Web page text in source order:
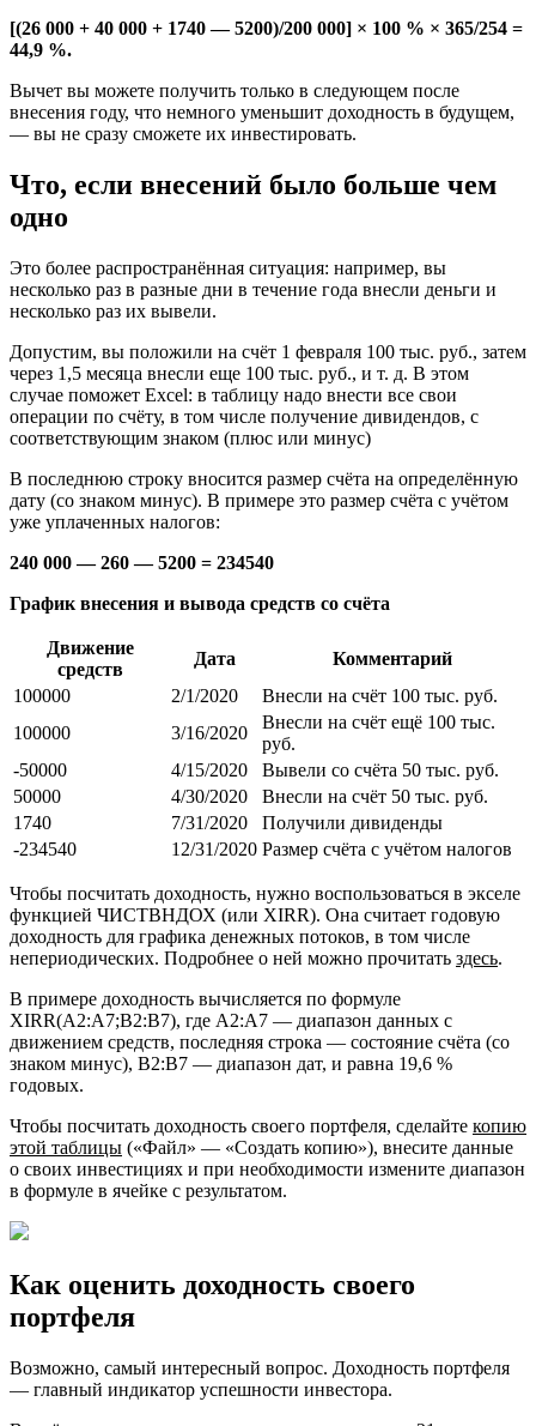
[(26 000 + 40 000 + 1740 — 5200)/200 000] × 100 % × 365/254 =
44,9 %.
Вычет вы можете получить только в следующем после
внесения году, что немного уменьшит доходность в будущем,
— вы не сразу сможете их инвестировать.
Что, если внесений было больше чем
одно
Это более распространённая ситуация: например, вы
несколько раз в разные дни в течение года внесли деньги и
несколько раз их вывели.
Допустим, вы положили на счёт 1 февраля 100 тыс. руб., затем
через 1,5 месяца внесли еще 100 тыс. руб., и т. д. В этом
случае поможет Excel: в таблицу надо внести все свои
операции по счёту, в том числе получение дивидендов, с
соответствующим знаком (плюс или минус)
В последнюю строку вносится размер счёта на определённую
дату (со знаком минус). В примере это размер счёта с учётом
уже уплаченных налогов:
240 000 — 260 — 5200 = 234540
График внесения и вывода средств со счёта
Движение
средств
Дата
Комментарий
100000
2/1/2020
Внесли на счёт 100 тыс. руб.
100000
3/16/2020
Внесли на счёт ещё 100 тыс.
руб.
-50000
4/15/2020
Вывели со счёта 50 тыс. руб.
50000
4/30/2020
Внесли на счёт 50 тыс. руб.
1740
7/31/2020
Получили дивиденды
-234540
12/31/2020 Размер счёта с учётом налогов
Чтобы посчитать доходность, нужно воспользоваться в экселе
функцией ЧИСТВНДОХ (или XIRR). Она считает годовую
доходность для графика денежных потоков, в том числе
непериодических. Подробнее о ней можно прочитать здесь.
В примере доходность вычисляется по формуле
XIRR(A2:A7;B2:B7), где A2:A7 — диапазон данных с
движением средств, последняя строка — состояние счёта (со
знаком минус), B2:B7 — диапазон дат, и равна 19,6 %
годовых.
Чтобы посчитать доходность своего портфеля, сделайте копию
этой таблицы («Файл» — «Создать копию»), внесите данные
о своих инвестициях и при необходимости измените диапазон
в формуле в ячейке с результатом.
Как оценить доходность своего
портфеля
Возможно, самый интересный вопрос. Доходность портфеля
— главный индикатор успешности инвестора.